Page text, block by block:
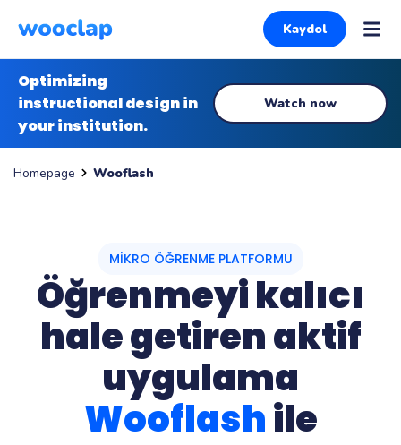
Kaydol
Optimizing
instructional design in
your institution.
Watch now
Homepage Wooflash
MIKRO ÖĞRENME PLATFORMU
Öğrenmeyi kalıcı
hale getiren aktif
uygulama
Wooflashile